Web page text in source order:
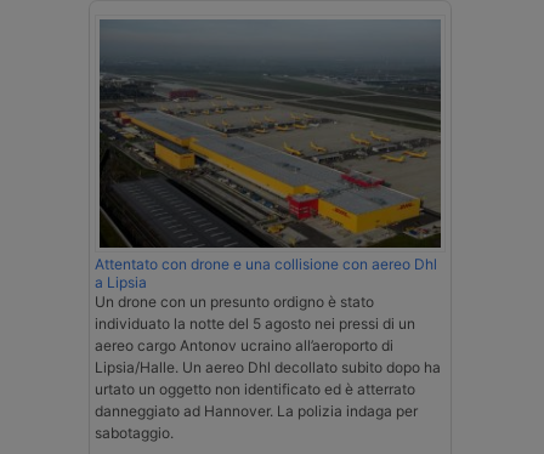
Attentato con drone e una collisione con aereo Dhl
a Lipsia
Un drone con un presunto ordigno è stato
individuato la notte del 5 agosto nei pressi di un
aereo cargo Antonov ucraino all’aeroporto di
Lipsia/Halle. Un aereo Dhl decollato subito dopo ha
urtato un oggetto non identificato ed è atterrato
danneggiato ad Hannover. La polizia indaga per
sabotaggio.